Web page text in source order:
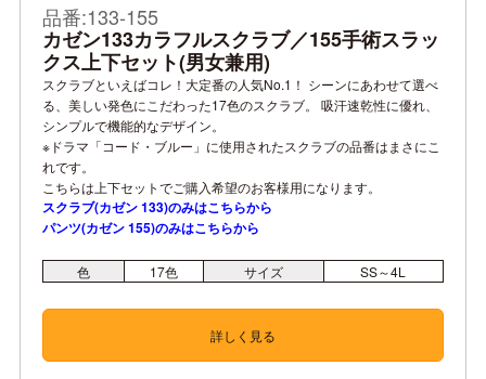
品番:133-155
カゼン133カラフルスクラブ／155手術スラッ
クス上下セット(男女兼用)
スクラブといえばコレ！大定番の人気No.1！ シーンにあわせて選べ
る、美しい発色にこだわった17色のスクラブ。 吸汗速乾性に優れ、
シンプルで機能的なデザイン。
※ドラマ「コード・ブルー」に使用されたスクラブの品番はまさにこ
れです。
こちらは上下セットでご購入希望のお客様用になります。
スクラブ(カゼン 133)のみはこちらから
パンツ(カゼン 155)のみはこちらから
色 17色 サイズ SS～4L
詳しく見る